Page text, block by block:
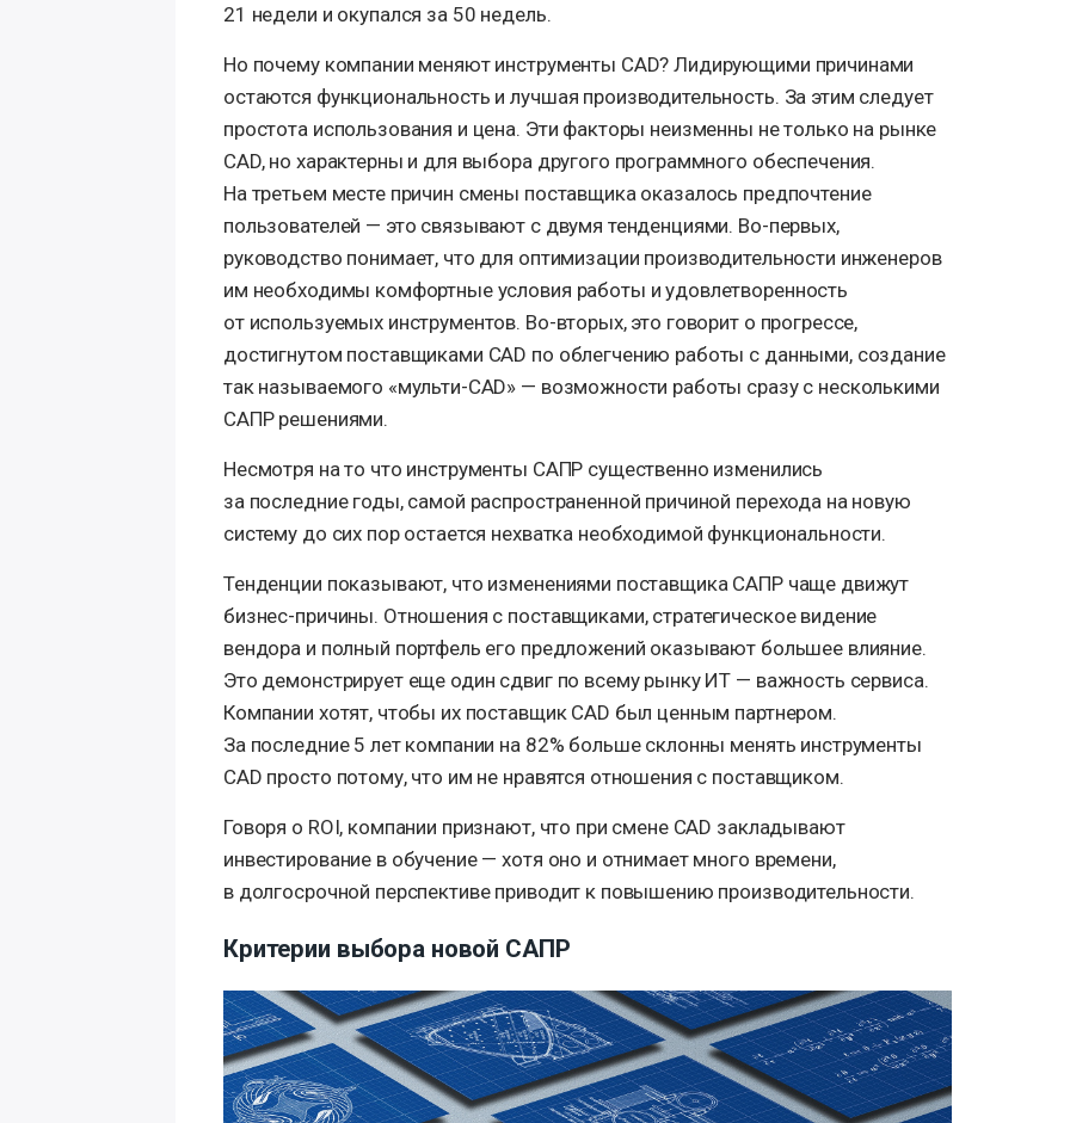
21 недели и окупался за 50 недель.
Но почему компании меняют инструменты CAD? Лидирующими причинами
остаются функциональность и лучшая производительность. За этим следует
простота использования и цена. Эти факторы неизменны не только на рынке
CAD, но характерны и для выбора другого программного обеспечения.
На третьем месте причин смены поставщика оказалось предпочтение
пользователей — это связывают с двумя тенденциями. Во-первых,
руководство понимает, что для оптимизации производительности инженеров
им необходимы комфортные условия работы и удовлетворенность
от используемых инструментов. Во-вторых, это говорит о прогрессе,
достигнутом поставщиками CAD по облегчению работы с данными, создание
так называемого «мульти-CAD» — возможности работы сразу с несколькими
САПР решениями.
Несмотря на то что инструменты САПР существенно изменились
за последние годы, самой распространенной причиной перехода на новую
систему до сих пор остается нехватка необходимой функциональности.
Тенденции показывают, что изменениями поставщика САПР чаще движут
бизнес-причины. Отношения с поставщиками, стратегическое видение
вендора и полный портфель его предложений оказывают большее влияние.
Это демонстрирует еще один сдвиг по всему рынку ИТ — важность сервиса.
Компании хотят, чтобы их поставщик CAD был ценным партнером.
За последние 5 лет компании на 82% больше склонны менять инструменты
CAD просто потому, что им не нравятся отношения с поставщиком.
Говоря о ROI, компании признают, что при смене CAD закладывают
инвестирование в обучение — хотя оно и отнимает много времени,
в долгосрочной перспективе приводит к повышению производительности.
Критерии выбора новой САПР